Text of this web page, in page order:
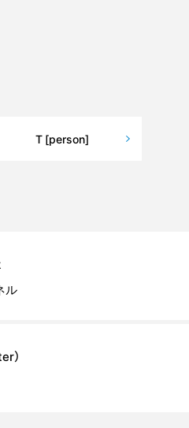
T [person]
ル
）